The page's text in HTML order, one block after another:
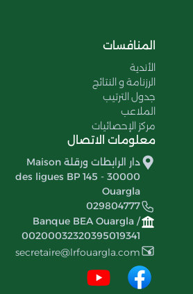
المنافسات
الأندية
الرزنامة و النتائج
جدول الترتيب
الملاعب
مركز الإحصائيات
معلومات الاتصال
دار الرابطات ورقلة Maison
des ligues BP 145 - 30000
Ouargla
029804777
Banque BEA Ouargla /
00200032320395019341
secretaire@lrfouargla.com